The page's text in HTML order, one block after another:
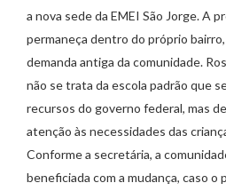
a nova sede da EMEI São Jorge. A
permaneça dentro do próprio
demanda antiga da comunidade.
não se trata da escola padrão que
recursos do governo federal, mas
atenção às necessidades das
Conforme a secretária, a
beneficiada com a mudança, caso